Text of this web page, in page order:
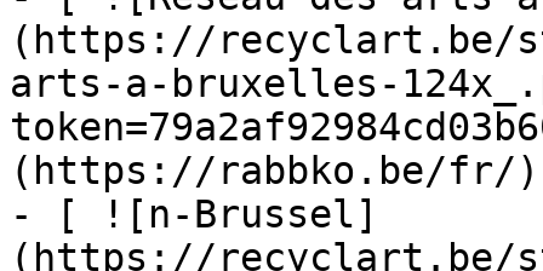
(https://recyclart.be/
arts-a-bruxelles-
(https://rabbko.be/fr/)
- [ ![n-Brussel]
(https://recyclart.be/